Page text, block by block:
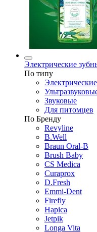
Электрические
По типу
Электрические
Звуковые
Для питомцев
По Бренду
Revyline
B.Well
Braun Oral-B
Brush Baby
CS Medica
Curaprox
D.Fresh
Emmi-Dent
Firefly
Hapica
Jetpik
Longa Vita